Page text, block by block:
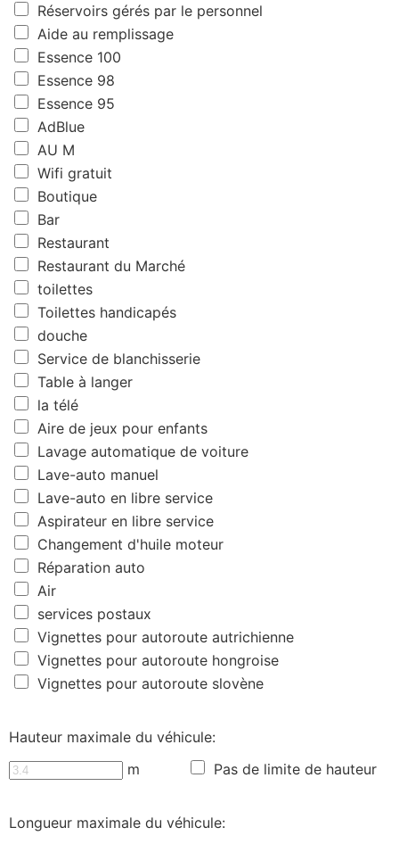
Réservoirs gérés par le personnel
Aide au remplissage
Essence 100
Essence 98
Essence 95
AdBlue
AU M
Wifi gratuit
Boutique
Bar
Restaurant
Restaurant du Marché
toilettes
Toilettes handicapés
douche
Service de blanchisserie
Table à langer
la télé
Aire de jeux pour enfants
Lavage automatique de voiture
Lave-auto manuel
Lave-auto en libre service
Aspirateur en libre service
Changement d'huile moteur
Réparation auto
Air
services postaux
Vignettes pour autoroute autrichienne
Vignettes pour autoroute hongroise
Vignettes pour autoroute slovène
Hauteur maximale du véhicule:
m
Pas de limite de hauteur
Longueur maximale du véhicule: